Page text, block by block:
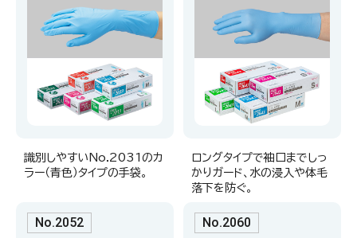
識別しやすいNo.2031のカ
ラー（青色）タイプの手袋。
ロングタイプで袖口までしっ
かりガード、水の浸入や体毛
落下を防ぐ。
No.2052 No.2060